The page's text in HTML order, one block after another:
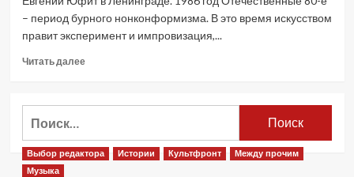
– период бурного нонконформизма. В это время искусством
правит эксперимент и импровизация,...
Читать далееПрочитать
За
Некрореализм
Евгения
Выбор редактора Истории Культфронт
Между прочим
Музыка